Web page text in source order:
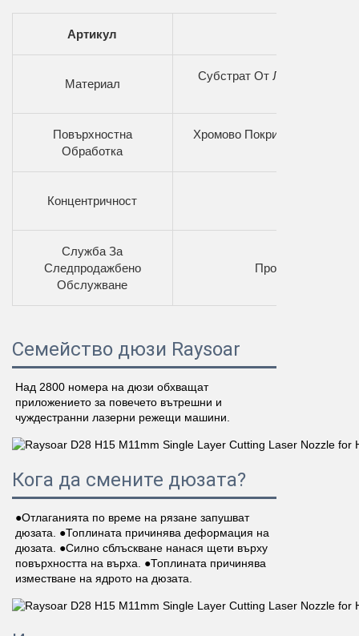
Артикул
Материал
Субстрат От Легирана Мед,
Повърхностна
Обработка
Хромово Покритие,
Концентричност
Служба За
Следпродажбено
Обслужване
Профессионално
Семейство дюзи Raysoar
Над 2800 номера на дюзи обхващат
приложението за повечето вътрешни и
чуждестранни лазерни режещи машини.
Кога да смените дюзата?
●Отлаганията по време на рязане запушват
дюзата. ●Топлината причинява деформация на
дюзата. ●Силно сблъскване нанася щети върху
повърхността на върха. ●Топлината причинява
изместване на ядрото на дюзата.